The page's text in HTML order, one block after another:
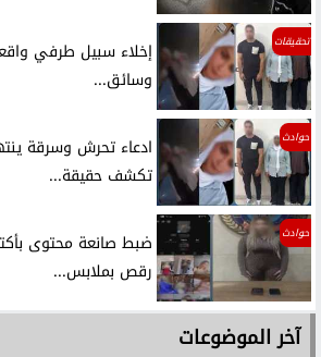
تحقيقات
إخلاء سبيل طرفي
وسائق...
حوادث
ادعاء تحرش وسرقة
تكشف حقيقة...
حوادث
ضبط صانعة محتوى
رقص بملابس...
آخر الموضوعات